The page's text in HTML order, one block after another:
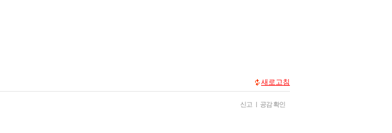
새로고침
신고 | 공감 확인